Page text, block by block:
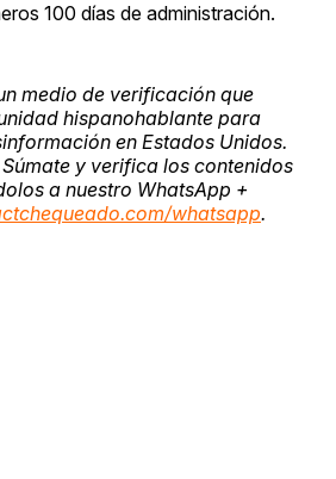
100 días de administración.
medio de verificación que
hispanohablante para
en Estados Unidos.
y verifica los contenidos
a nuestro WhatsApp +
whatsapp.